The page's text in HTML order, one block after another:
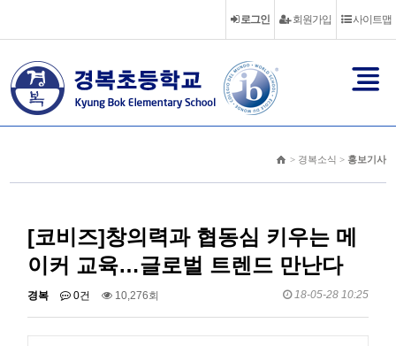
사이트맵
회원가입
로그인
> 경복소식 > 홍보기사
[코비즈]창의력과 협동심 키우는 메
이커 교육…글로벌 트렌드 만난다
경복 0건 10,276회 18-05-28 10:25